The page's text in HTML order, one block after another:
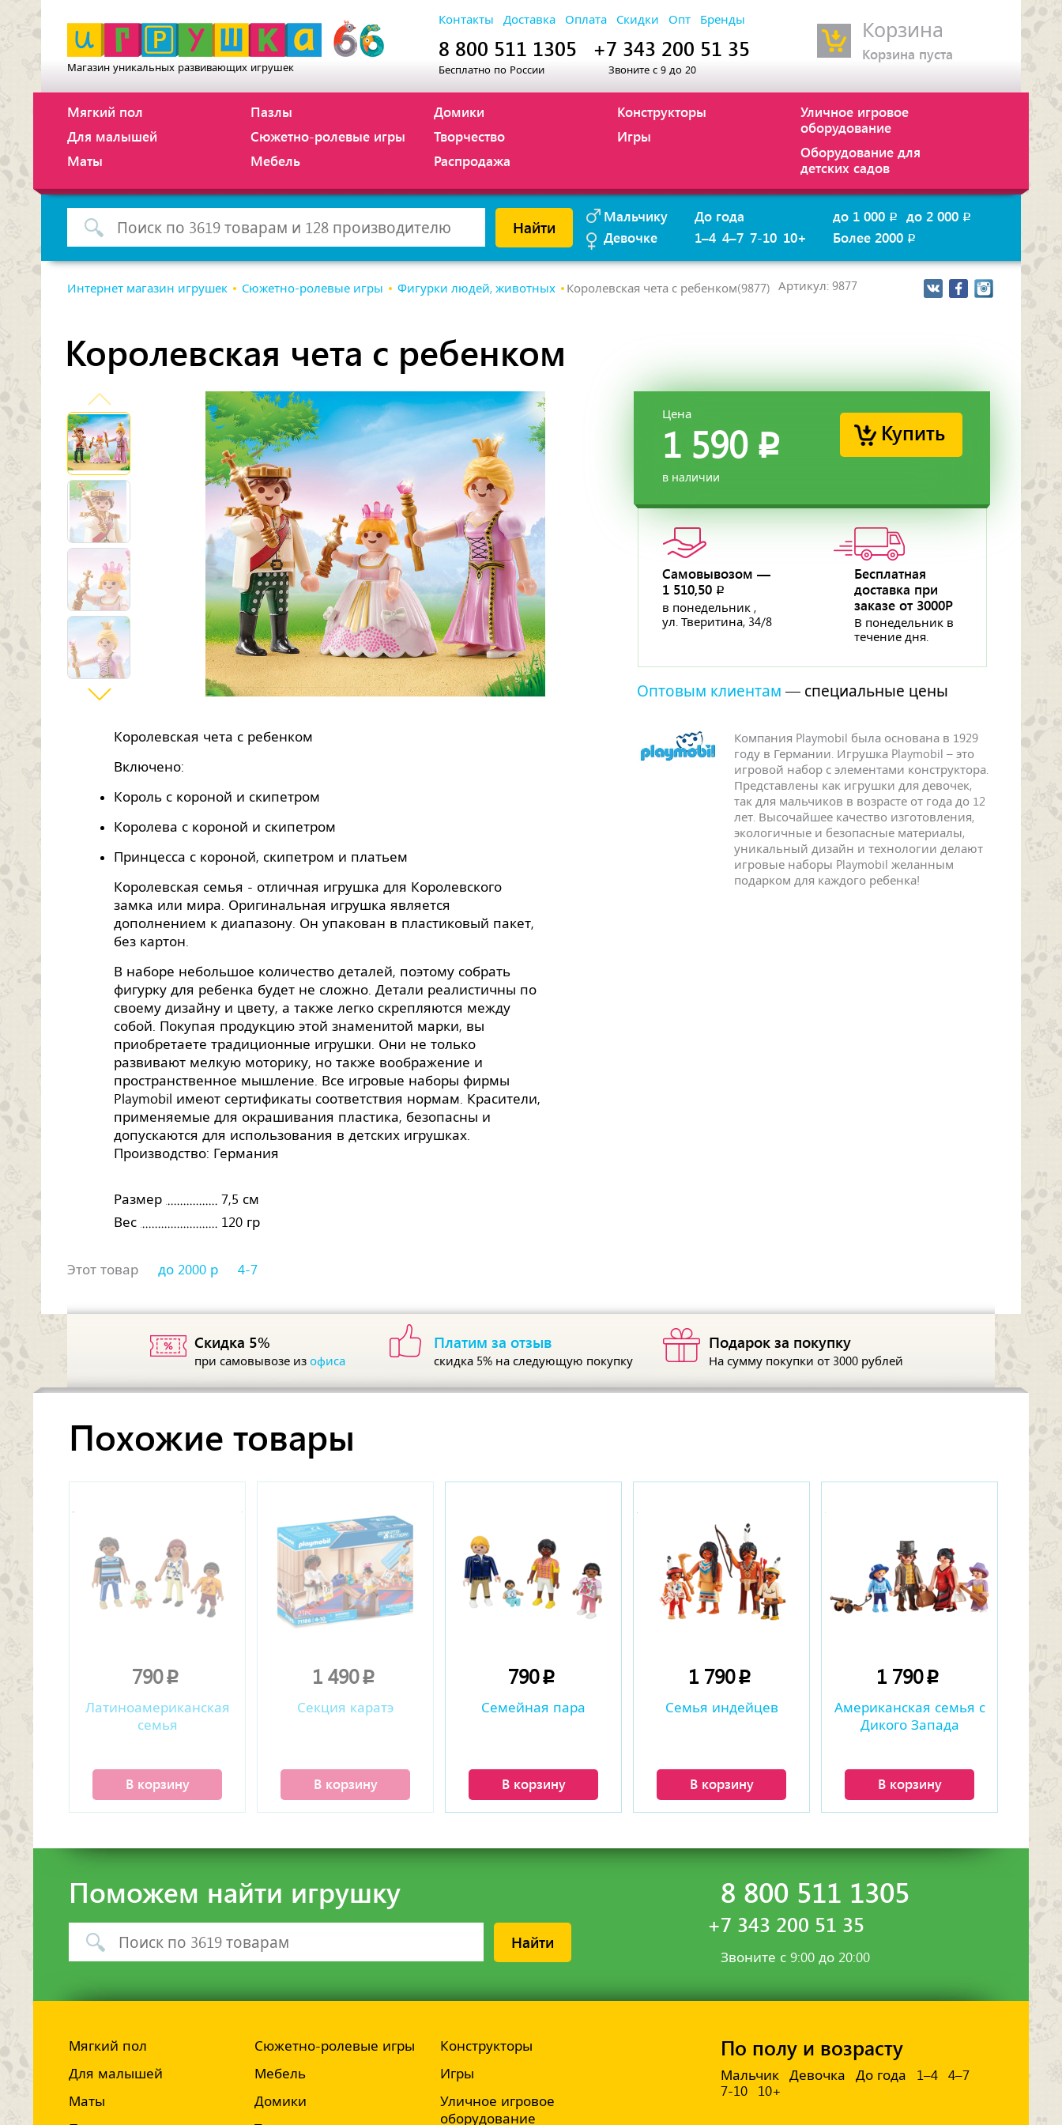
Корзина
Корзина пуста
Магазин уникальных развивающих игрушек
Контакты Доставка Оплата Скидки Опт Бренды
8 800 511 1305
Бесплатно по России
+7 343 200 51 35
Звоните с 9 до 20
Мягкий пол
Для малышей
Маты
Пазлы
Сюжетно-ролевые игры
Мебель
Домики
Творчество
Распродажа
Конструкторы
Игры
Уличное игровое
оборудование
Оборудование для
детских садов
Мальчику
Девочке
До года
1–4 4–7 7-10 10+
до 1 000 p до 2 000 p
Более 2000 p
Найти
Артикул: 9877
Интернет магазин игрушек Сюжетно-ролевые игры Фигурки людей, животных Королевская чета с ребенком(9877)
Королевская чета с ребенком
Купить
Цена
1 590 p
в наличии
Самовывозом —
1 510,50 p
в понедельник ,
ул. Тверитина, 34/8
Бесплатная
доставка при
заказе от 3000Р
В понедельник в
течение дня.
Оптовым клиентам — специальные цены
Королевская чета с ребенком
Включено:
Король с короной и скипетром
Королева с короной и скипетром
Принцесса с короной, скипетром и платьем
Королевская семья - отличная игрушка для Королевского
замка или мира. Оригинальная игрушка является
дополнением к диапазону. Он упакован в пластиковый пакет,
без картон.
В наборе небольшое количество деталей, поэтому собрать
фигурку для ребенка будет не сложно. Детали реалистичны по
своему дизайну и цвету, а также легко скрепляются между
собой. Покупая продукцию этой знаменитой марки, вы
приобретаете традиционные игрушки. Они не только
развивают мелкую моторику, но также воображение и
пространственное мышление. Все игровые наборы фирмы
Playmobil имеют сертификаты соответствия нормам. Красители,
применяемые для окрашивания пластика, безопасны и
допускаются для использования в детских игрушках.
Производство: Германия
Размер
7,5 см
Вес
120 гр
Компания Playmobil была основана в 1929
году в Германии. Игрушка Playmobil – это
игровой набор с элементами конструктора.
Представлены как игрушки для девочек,
так для мальчиков в возрасте от года до 12
лет. Высочайшее качество изготовления,
экологичные и безопасные материалы,
уникальный дизайн и технологии делают
игровые наборы Playmobil желанным
подарком для каждого ребенка!
Этот товар до 2000 р 4-7
Скидка 5%
при самовывозе изофиса
Платим за отзыв
скидка 5% на следующую покупку
Подарок за покупку
На сумму покупки от 3000 рублей
Похожие товары
790p
Латиноамериканская
семья
В корзину
1 490p
Секция каратэ
В корзину
790p
Семейная пара
В корзину
1 790p
Семья индейцев
В корзину
1 790p
Американская семья с
Дикого Запада
В корзину
8 800 511 1305
+7 343 200 51 35
Звоните с 9:00 до 20:00
Поможем найти игрушку
Найти
По полу и возрасту
Мальчик Девочка До года 1–4
4–7
7-10
10+
Мягкий пол
Для малышей
Маты
Сюжетно-ролевые игры
Мебель
Домики
Конструкторы
Игры
Уличное игровое
оборудование